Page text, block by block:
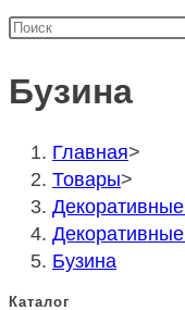
по
Поиск
сайте
Бузина
Главная>
Товары>
Бузина
Каталог